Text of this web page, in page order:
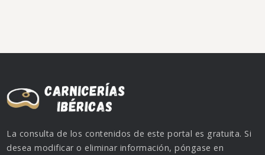
La consulta de los contenidos de este portal es gratuita. Si
desea modificar o eliminar información, póngase en